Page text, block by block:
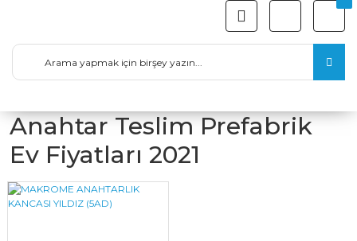
Anahtar Teslim Prefabrik
Ev Fiyatları 2021